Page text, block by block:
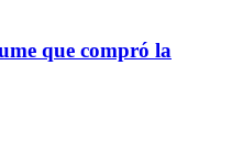
que compró la